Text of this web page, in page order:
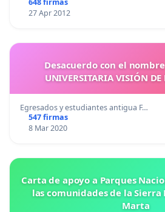
648 firmas
27 Apr 2012
Desacuerdo con el
UNIVERSITARIA VISIÓN DE
Egresados y estudiantes antigua F…
547 firmas
8 Mar 2020
Carta de apoyo a Parques
las comunidades de la Sierra
Marta